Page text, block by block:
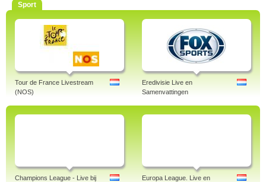
Sport
Tour de France Livestream
(NOS)
Eredivisie Live en
Samenvattingen
Champions League - Live bij
Europa League. Live en